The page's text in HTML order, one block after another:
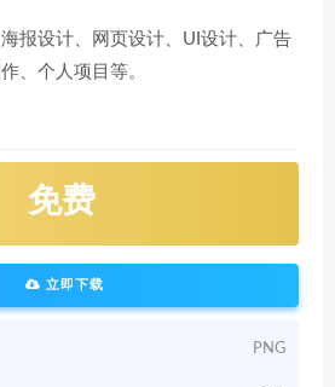
报设计、网页设计、UI设计、广告
、个人项目等。
免费
立即下载
PNG